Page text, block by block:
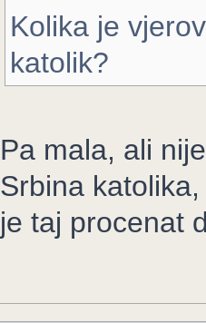
Kolika je
katolik?
Pa mala, ali
Srbina
je taj procenat